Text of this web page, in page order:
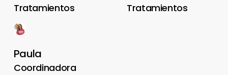
Tratamientos
Tratamientos
Paula
Coordinadora